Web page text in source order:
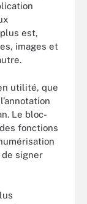
est,
images et
utilité, que
Le bloc-
fonctions
de signer